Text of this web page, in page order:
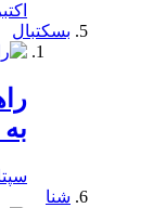
اکتبر 15,
بسکتبال
شنا